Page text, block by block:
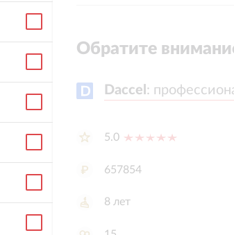
Обратите
Daccel :
Daccel :
5.0
657854
8 лет